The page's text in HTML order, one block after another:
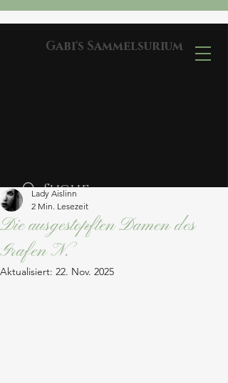
Gabi's Sammelsurium
Die ausgestopften Damen des
Grafen N.
Lady Aislinn
2 Min. Lesezeit
Aktualisiert: 22. Nov. 2025